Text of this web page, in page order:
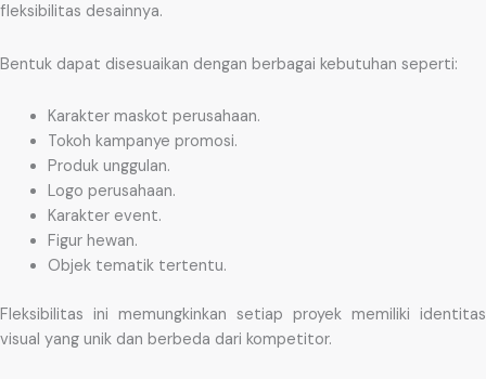
fleksibilitas desainnya.
Bentuk dapat disesuaikan dengan berbagai kebutuhan seperti:
Karakter maskot perusahaan.
Tokoh kampanye promosi.
Produk unggulan.
Logo perusahaan.
Karakter event.
Figur hewan.
Objek tematik tertentu.
Fleksibilitas ini memungkinkan setiap proyek memiliki identitas
visual yang unik dan berbeda dari kompetitor.